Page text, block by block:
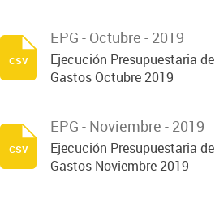
EPG - Octubre - 2019
Ejecución Presupuestaria de
Gastos Octubre 2019
csv
EPG - Noviembre - 2019
Ejecución Presupuestaria de
Gastos Noviembre 2019
csv